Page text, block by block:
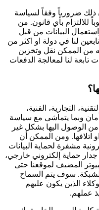
ذلك ضرورياً وفقاً لسياسة
للالتزام بأي قانون. من
البيانات من قبل
لنا في دولة او اكثر من
من الممكن نقل وتخزين
لنا لمعالجة الدفعات
التجارية، الفنية،
وبما يتماشى مع سياسة
من الوصول اليها بشكل غير
اتلافها. ومن الممكن أن
مشفرة لحماية البيانات
جدار حماية إلكتروني خارجي،
المضيف لموقعنا حتى
سوف يتم السماح
الذين يكون عليهم
عملهم.